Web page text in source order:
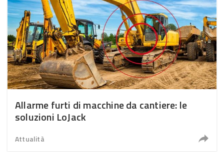
Allarme furti di macchine da cantiere: le
soluzioni LoJack
Attualità